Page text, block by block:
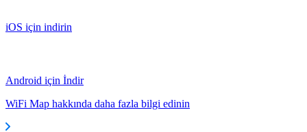
iOS için indirin
Android için İndir
WiFi Map hakkında daha fazla bilgi edinin